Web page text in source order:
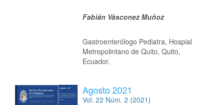
Fabián Vásconez Muñoz
Gastroenterólogo Pediatra, Hospial
Metropolintano de Quito, Quito,
Ecuador.
Agosto 2021
Vol. 22 Núm. 2 (2021)